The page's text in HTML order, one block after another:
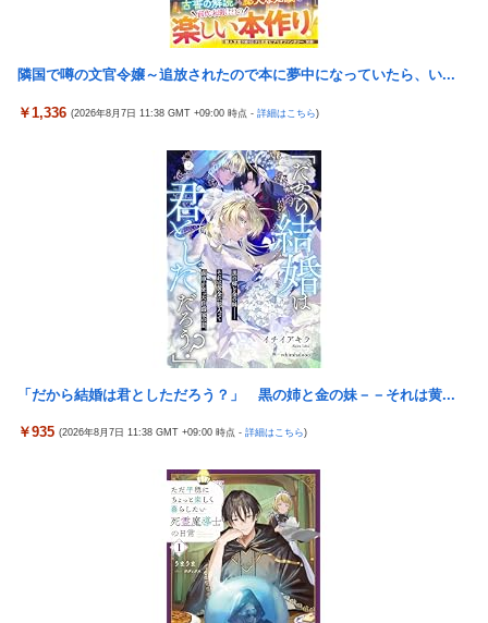
【艦これ】 E3-4のラスダンは航空優勢は取るの？取らないの？
【画像】 JKさん、日本最大級の”水かけ祭り”フェスでおっ〇ぱ
【画像】 『バニーガーデン』のフィギュア、マン肉が見えてしま
【NBA】エンビードが新シーズンに向けての好調ぶりを披露 な
お足の状態の方を心配されてしまう
鈴木奈々「垂れてたバストが上がった！」「今が一番バスト大き
い！」下着姿で豊満な美バストを披露
積水ハウス「地面師に55億円騙し取られた…」 ワイ「はえーかわ
いそう…会社滅茶苦茶やろなぁ」
海外「さすが日本！」日本の医療従事者の倫理観の高さに海外が
『ほの暮しの庭』パケ版初週売上、Switch2版「21965本」
Switch版「12458本」
伊藤裕樹、次戦勝利でタイトルマッチへ
島倉りか様、モッツァレラチーズを巡ってスーパー店員とバトル
【悲報】上沼恵美子ブチギレ「簡単にそうめん作れ言うけど、そ
うめん作りて地獄なんよ」
隣国で噂の文官令嬢～追放されたので本に夢中になっていたら、い...
￥1,336 (2026年8月7日 11:38 GMT +09:00 時点 - 詳細はこちら)
「だから結婚は君としただろう？」 黒の姉と金の妹－－それは黄...
￥935 (2026年8月7日 11:38 GMT +09:00 時点 - 詳細はこちら)